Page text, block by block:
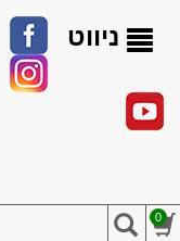
ניווט
0